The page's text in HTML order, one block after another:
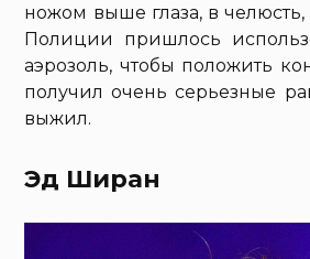
ножом выше глаза, в челюсть,
Полиции пришлось
аэрозоль, чтобы положить
получил очень серьезные
выжил.
Эд Ширан